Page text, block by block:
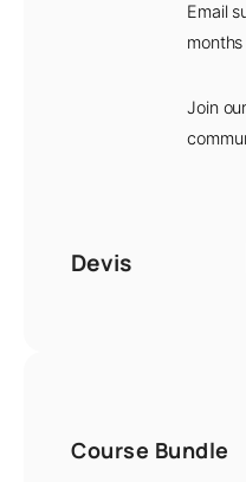
Email
months
Join
Devis
Course Bundle